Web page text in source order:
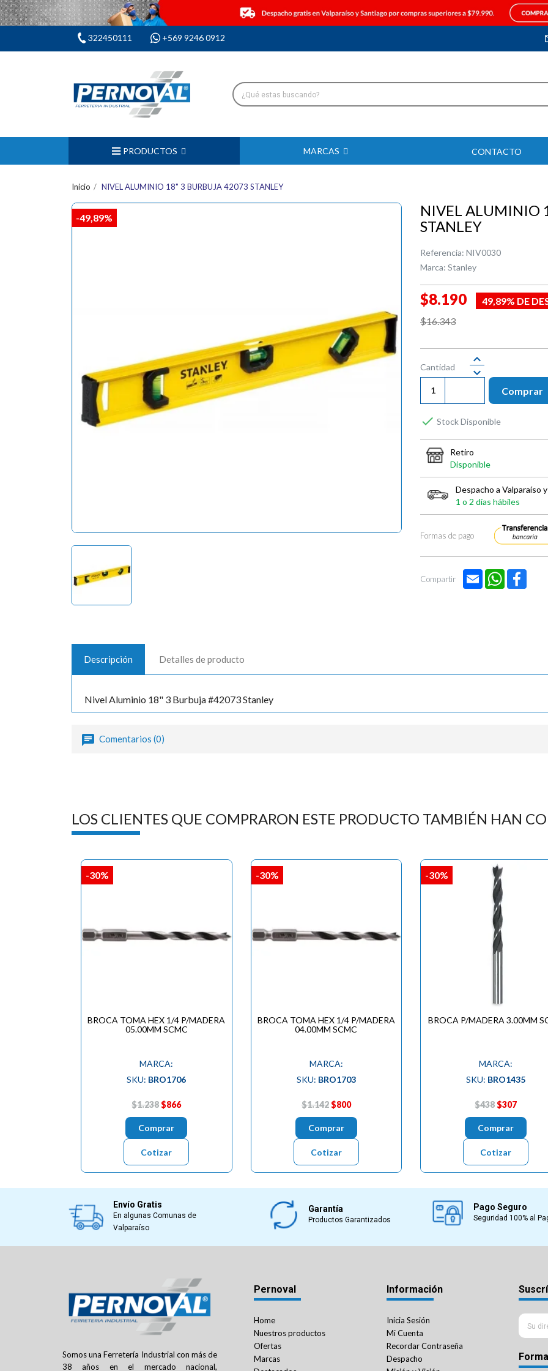
322450111 +569 9246 0912
PRODUCTOS MARCAS CONTACTO
Inicio NIVEL ALUMINIO 18" 3 BURBUJA 42073 STANLEY
-49,89%
NIVEL ALUMINIO
STANLEY
Referencia: NIV0030
Marca: Stanley
$8.190
49,89% DE
$16.343
Cantidad
Comprar
 Stock Disponible
Retiro
Disponible
Despacho a Valparaíso
1 o 2 días hábiles
Formas de pago
Compartir Email WhatsApp
Descripción Detalles de producto
Nivel Aluminio 18" 3 Burbuja #42073 Stanley
Comentarios (0)
LOS CLIENTES QUE COMPRARON ESTE PRODUCTO TAMBIÉN HAN
BROCA TOMA HEX 1/4 P/MADERA
05.00MM SCMC
MARCA:
SKU: BRO1706
$1.238$866
Comprar
Cotizar
-30%
BROCA TOMA HEX 1/4 P/MADERA
04.00MM SCMC
MARCA:
SKU: BRO1703
$1.142$800
Comprar
Cotizar
-30%
BROCA P/MADERA 3.00MM
MARCA:
SKU: BRO1435
$438$307
Comprar
Cotizar
-30%
Envío Gratis
En algunas Comunas de
Valparaíso
Garantía
Productos Garantizados
Pago Seguro
Seguridad 100% al
Somos una Ferretería Industrial con más de
38 años en el mercado nacional,
Pernoval
Home
Nuestros productos
Ofertas
Marcas
Información
Inicia Sesión
Mi Cuenta
Recordar Contraseña
Despacho